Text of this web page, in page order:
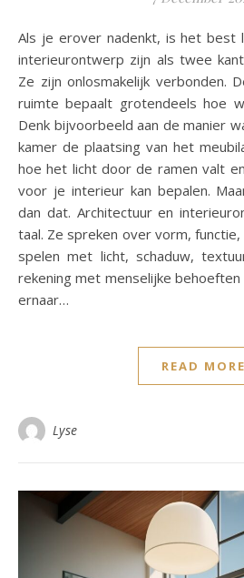
Als je erover nadenkt, is het best logisch. Architectuur en
interieurontwerp zijn als twee
Ze zijn onlosmakelijk verbonden.
ruimte bepaalt grotendeels hoe
Denk bijvoorbeeld aan de manier
kamer de plaatsing van het
hoe het licht door de ramen valt
voor je interieur kan bepalen.
dan dat. Architectuur en
taal. Ze spreken over vorm,
spelen met licht, schaduw,
rekening met menselijke
ernaar…
READ MORE
Lyse